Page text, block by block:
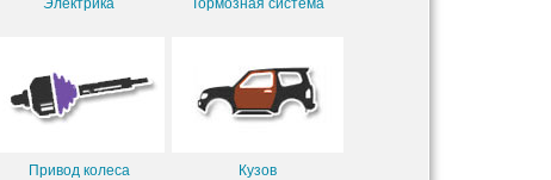
Электрика Тормозная система
Привод колеса Кузов